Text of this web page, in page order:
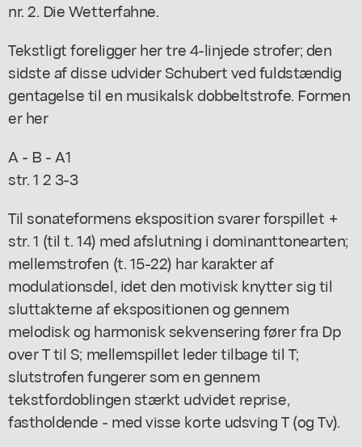
nr. 2. Die Wetterfahne.
Tekstligt foreligger her tre 4-linjede strofer; den
sidste af disse udvider Schubert ved fuldstændig
gentagelse til en musikalsk dobbeltstrofe. Formen
er her
A - B - A1
str. 1 2 3-3
Til sonateformens eksposition svarer forspillet +
str. 1 (til t. 14) med afslutning i dominanttonearten;
mellemstrofen (t. 15-22) har karakter af
modulationsdel, idet den motivisk knytter sig til
sluttakterne af ekspositionen og gennem
melodisk og harmonisk sekvensering fører fra Dp
over T til S; mellemspillet leder tilbage til T;
slutstrofen fungerer som en gennem
tekstfordoblingen stærkt udvidet reprise,
fastholdende - med visse korte udsving T (og Tv).